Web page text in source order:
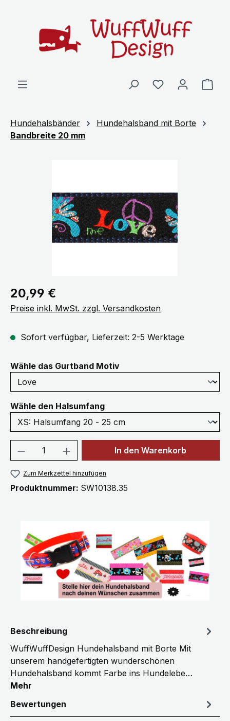
Hundehalsbänder
Hundehalsband mit Borte
Bandbreite 20 mm
Regulärer Preis:
20,99 €
Preise inkl. MwSt. zzgl. Versandkosten
Sofort verfügbar, Lieferzeit: 2-5 Werktage
Wähle das Gurtband Motivauswählen
Wähle den Halsumfangauswählen
Produkt Anzahl: Gib denIn den Warenkorb
Zum Merkzettel hinzufügen
Produktnummer: SW10138.35
Beschreibung
WuffWuffDesign Hundehalsband mit Borte Mit
unserem handgefertigten wunderschönen
Hundehalsband kommt Farbe ins Hundelebe…
Mehr
Bewertungen